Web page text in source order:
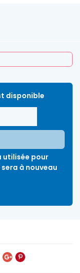
disponible
utilisée pour
à nouveau